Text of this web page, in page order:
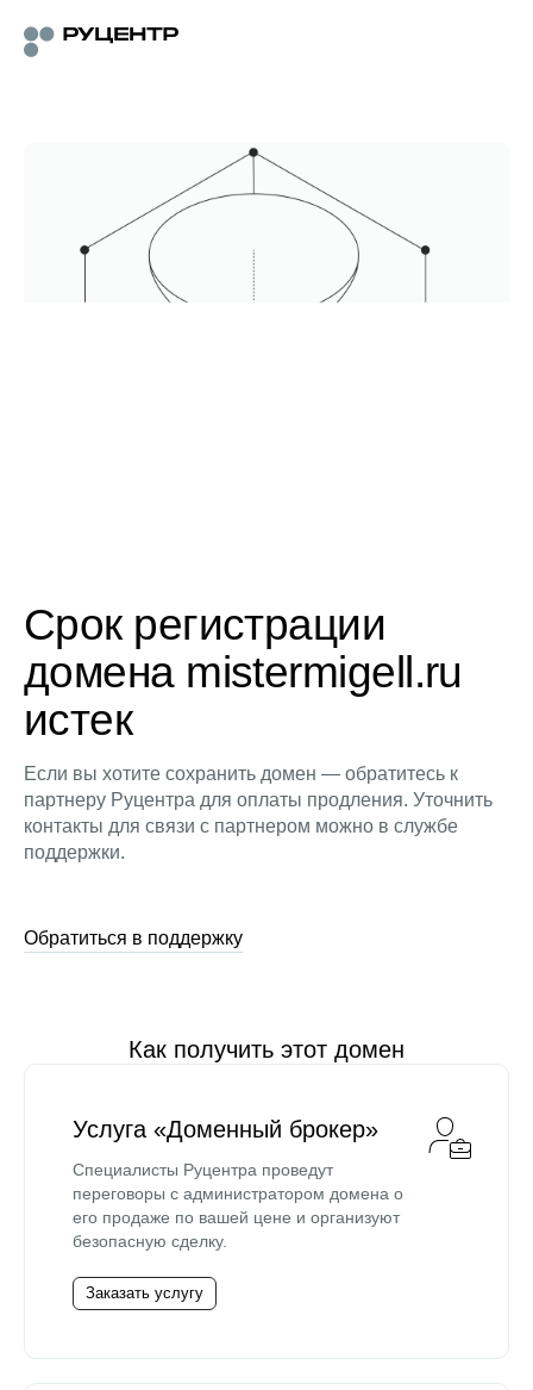
Срок регистрации
домена mistermigell.ru
истек
Если вы хотите сохранить домен — обратитесь к
партнеру Руцентра для оплаты продления. Уточнить
контакты для связи с партнером можно в службе
поддержки.
Обратиться в поддержку
Как получить этот домен
Услуга «Доменный брокер»
Специалисты Руцентра проведут
переговоры с администратором домена о
его продаже по вашей цене и организуют
безопасную сделку.
Заказать услугу